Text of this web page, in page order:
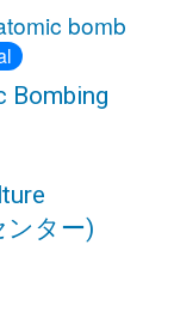
bomb
Bombing
ンター)